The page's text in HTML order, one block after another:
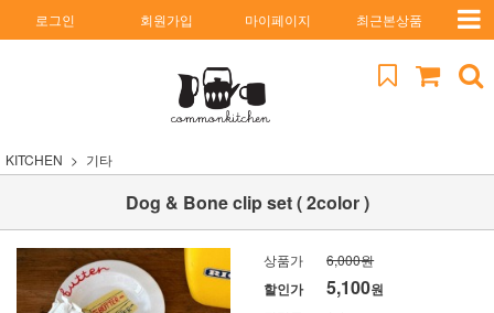
로그인 회원가입 마이페이지 최근본상품
KITCHEN 기타
Dog & Bone clip set ( 2color )
상품가 6,000원
할인가 5,100원